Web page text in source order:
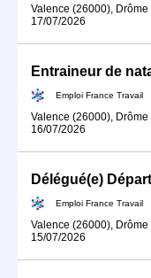
Valence (26000),
17/07/2026
Entraineur de
Emploi France Travail
Valence (26000),
16/07/2026
Emploi France Travail
Valence (26000),
15/07/2026